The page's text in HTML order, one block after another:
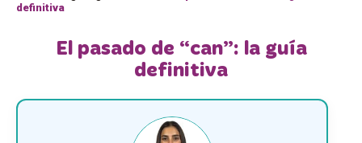
definitiva
El pasado de “can”: la guía
definitiva